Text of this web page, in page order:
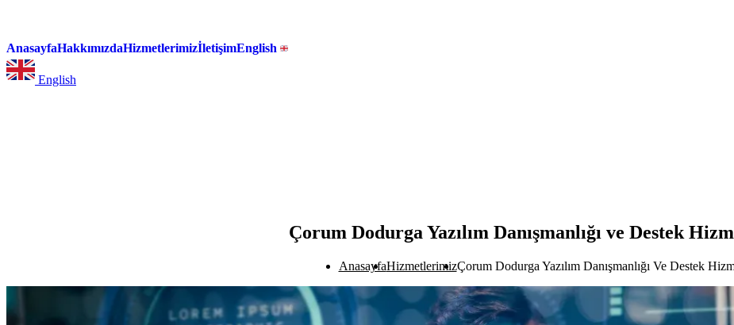
AnasayfaHakkımızdaHizmetlerimizİletişimEnglish
English
Çorum Dodurga Yazılım Danışmanlığı ve Destek
AnasayfaHizmetlerimizÇorum Dodurga Yazılım Danışmanlığı Ve Destek